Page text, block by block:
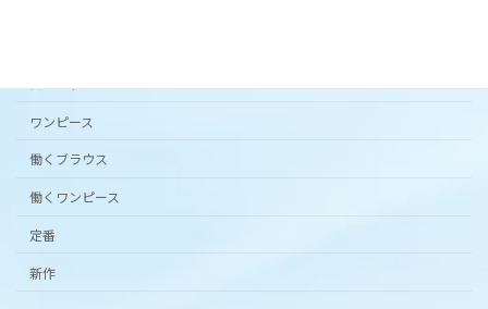
ワンピース
働くブラウス
働くワンピース
定番
新作